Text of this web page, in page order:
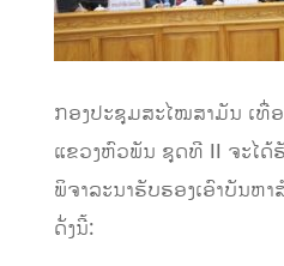
ກອງປະຊຸມສະໄໝສາມັນ ເທື່
ແຂວງຫົວພັນ ຊຸດທີ II ຈະໄດ້
ພິຈາລະນາຮັບຮອງເອົາບັນຫ
ດັ່ງນີ້: